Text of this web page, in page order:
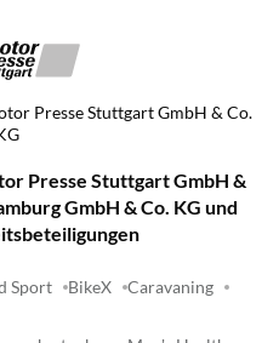
Presse Stuttgart GmbH & Co.
Presse Stuttgart GmbH &
GmbH & Co. KG und
Sport BikeX Caravaning